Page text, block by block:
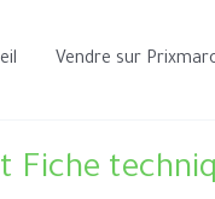
Vendre sur
Fiche